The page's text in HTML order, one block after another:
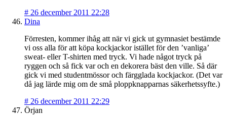
# 26 december 2011 22:28
Dina
Förresten, kommer ihåg att när vi gick ut gymnasiet bestämde
vi oss alla för att köpa kockjackor istället för den ’vanliga’
sweat- eller T-shirten med tryck. Vi hade något tryck på
ryggen och så fick var och en dekorera bäst den ville. Så där
gick vi med studentmössor och färgglada kockjackor. (Det var
då jag lärde mig om de små ploppknapparnas säkerhetssyfte.)
# 26 december 2011 22:29
Örjan